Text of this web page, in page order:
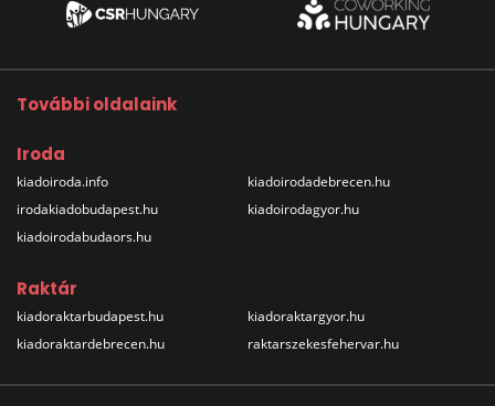
További oldalaink
Iroda
kiadoiroda.info
irodakiadobudapest.hu
kiadoirodabudaors.hu
kiadoirodadebrecen.hu
kiadoirodagyor.hu
Raktár
kiadoraktarbudapest.hu
kiadoraktardebrecen.hu
kiadoraktargyor.hu
raktarszekesfehervar.hu